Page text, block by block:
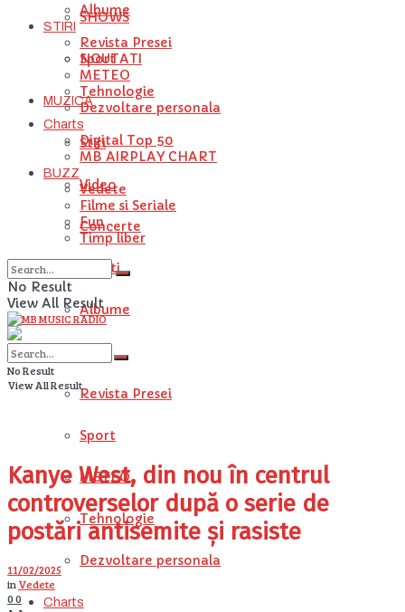
SHOWS
NOUTATI
MUZICA
Stiri
Video
Concerte
Artisti
Albume
STIRI
Revista Presei
Sport
METEO
Tehnologie
Dezvoltare personala
Charts
Albume
STIRI
Revista Presei
Sport
METEO
Tehnologie
Dezvoltare personala
Charts
Digital Top 50
MB AIRPLAY CHART
BUZZ
Vedete
Filme si Seriale
Fun
Timp liber
No Result
View All Result
No Result
View All Result
Kanye West, din nou în centrul
controverselor după o serie de
postări antisemite și rasiste
11/02/2025
inVedete
00